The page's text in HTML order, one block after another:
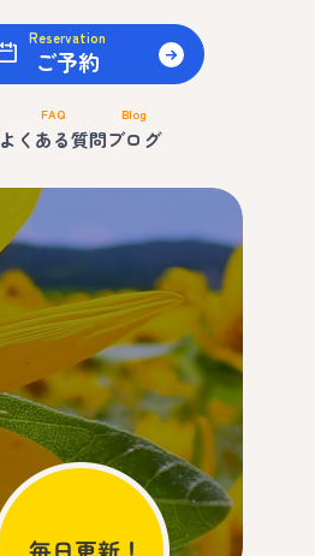
Reservation
ご予約
FAQ
よくある質問
Blog
ブログ